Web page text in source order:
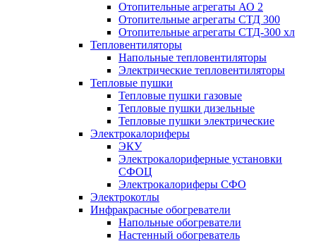
Отопительные агрегаты АО 2
Отопительные агрегаты СТД 300
Отопительные агрегаты СТД-300 хл
Тепловентиляторы
Напольные тепловентиляторы
Электрические тепловентиляторы
Тепловые пушки
Тепловые пушки газовые
Тепловые пушки дизельные
Тепловые пушки электрические
Электрокалориферы
ЭКУ
Электрокалориферные установки
СФОЦ
Электрокалориферы СФО
Электрокотлы
Инфракрасные обогреватели
Напольные обогреватели
Настенный обогреватель